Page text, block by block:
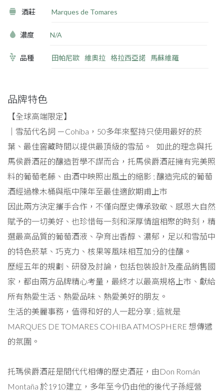
酒莊 Marques de Tomares
濃度 N/A
品種 田帕尼歐 維奧拉 格拉西亞諾 馬蘇維羅
品牌特色
【全球高端限定】
｜雪茄代名詞 －Cohiba，50多年來堅持只使用最好的菸
葉、最佳窖藏時間以提供最頂級的雪茄。 如此的理念與托
馬侯爵酒莊的釀造哲學不謀而合，托馬侯爵酒莊擁有完美照
料的葡萄老藤、由酒中映照出風土的縮影 ; 釀造完成的葡萄
酒經過橡木桶與瓶中陳年至最佳適飲期甫上市
因此兩方決定攜手合作，不僅向歷史傳承致敬、感恩大自然
賦予的一切美好、也珍惜每一刻和深厚情誼相聚的時刻，精
選最高品質的葡萄酒液、孕育出香醇、濃郁，足以和雪茄中
的特色菸草、巧克力、核果等風味相互加分的佳釀。
歷經五年的規劃、研發及討論，包括包裝設計及產品銷售國
家，都由兩方品牌精心考量，最終才以最高規格上市、獻給
所有熱愛生活、熱愛品味、熱愛美好的朋友。
生活的美麗事務，值得和好的人一起分享 ; 這就是
MARQUES DE TOMARES COHIBA ATMOSPHERE 想傳遞
的氛圍。
托瑪侯爵酒莊是間代代相傳的歷史酒莊，由Don Román
Montaña 於1910建立，多年至今仍由他的後代子孫經營